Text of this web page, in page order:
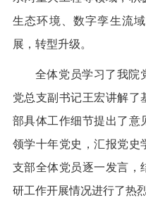
生态环境、数字孪生流
展，转型升级。
全体党员学习了我院
党总支副书记王宏讲解
部具体工作细节提出了
领学十年党史，汇报党史
支部全体党员逐一发言
研工作开展情况进行了热